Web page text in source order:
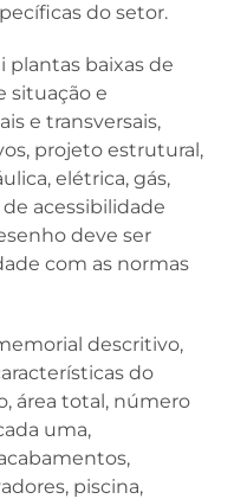
do setor.
baixas de
situação e
e transversais,
projeto estrutural,
elétrica, gás,
acessibilidade
deve ser
com as normas
descritivo,
do
área total, número
uma,
piscina,